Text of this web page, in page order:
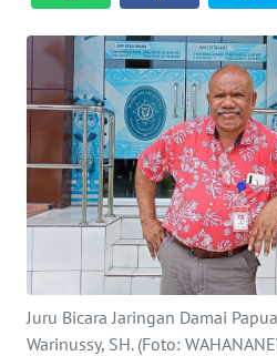
Juru Bicara Jaringan Damai
Warinussy, SH. (Foto:
OPINI
Informasi
INDEKS
BERITA
KONTAK
INFO
IKLAN